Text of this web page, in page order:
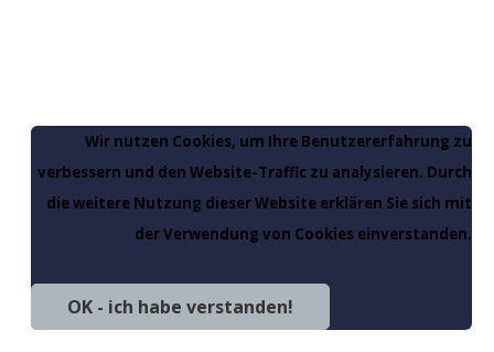
Wir nutzen Cookies, um Ihre Benutzererfahrung zu
verbessern und den Website-Traffic zu analysieren. Durch
die weitere Nutzung dieser Website erklären Sie sich mit
der Verwendung von Cookies einverstanden.
OK - ich habe verstanden!